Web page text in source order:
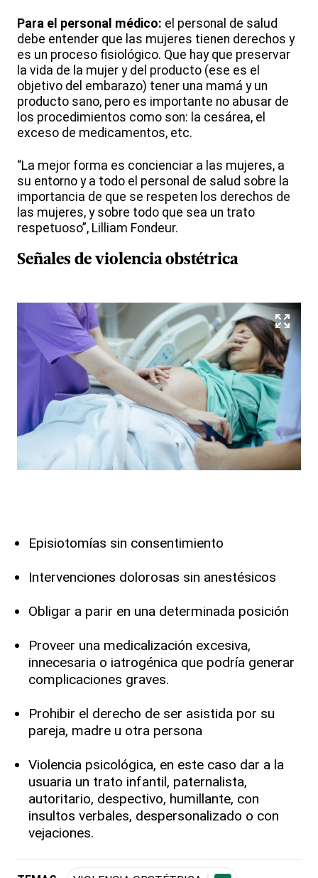
Para el personal médico: el personal de salud
debe entender que las mujeres tienen derechos y
es un proceso fisiológico. Que hay que preservar
la vida de la mujer y del producto (ese es el
objetivo del embarazo) tener una mamá y un
producto sano, pero es importante no abusar de
los procedimientos como son: la cesárea, el
exceso de medicamentos, etc.
“La mejor forma es concienciar a las mujeres, a
su entorno y a todo el personal de salud sobre la
importancia de que se respeten los derechos de
las mujeres, y sobre todo que sea un trato
respetuoso”, Lilliam Fondeur.
Señales de violencia obstétrica
Episiotomías sin consentimiento
Intervenciones dolorosas sin anestésicos
Obligar a parir en una determinada posición
Proveer una medicalización excesiva,
innecesaria o iatrogénica que podría generar
complicaciones graves.
Prohibir el derecho de ser asistida por su
pareja, madre u otra persona
Violencia psicológica, en este caso dar a la
usuaria un trato infantil, paternalista,
autoritario, despectivo, humillante, con
insultos verbales, despersonalizado o con
vejaciones.